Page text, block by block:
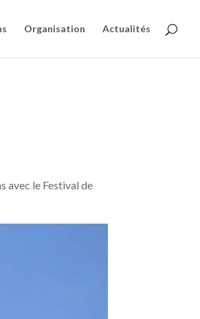
Organisation Actualités
avec le Festival de